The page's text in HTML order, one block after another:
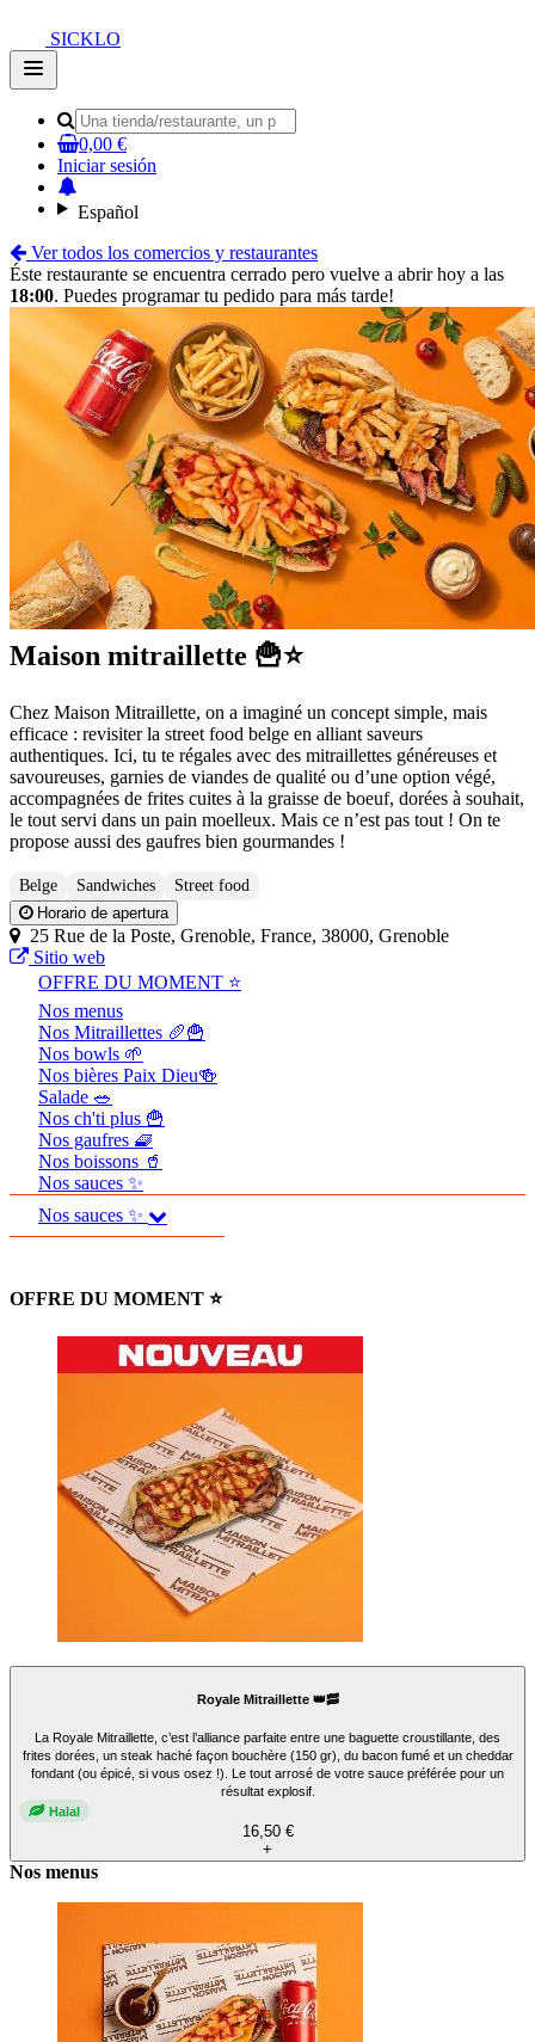
SICKLO
Open
main
0,00 €
Iniciar sesión
Español
Ver todos los comercios y restaurantes
Éste restaurante se encuentra cerrado pero vuelve a abrir hoy a las
18:00. Puedes programar tu pedido para más tarde!
Maison mitraillette 🍟⭐
Chez Maison Mitraillette, on a imaginé un concept simple, mais
efficace : revisiter la street food belge en alliant saveurs
authentiques. Ici, tu te régales avec des mitraillettes généreuses et
savoureuses, garnies de viandes de qualité ou d’une option végé,
accompagnées de frites cuites à la graisse de boeuf, dorées à souhait,
le tout servi dans un pain moelleux. Mais ce n’est pas tout ! On te
propose aussi des gaufres bien gourmandes !
Belge Sandwiches
Street food
Horario de apertura
25 Rue de la Poste, Grenoble, France, 38000, Grenoble
Sitio web
OFFRE DU MOMENT ⭐
Nos menus
Nos Mitraillettes 🥖🍟
Nos bowls 🌱
Nos bières Paix Dieu🍻
Salade 🥗
Nos ch'ti plus 🍟
Nos gaufres 🧇
Nos boissons 🥤
Nos sauces ✨
Nos sauces ✨
OFFRE DU MOMENT ⭐
Royale Mitraillette 👑🥓
La Royale Mitraillette, c’est l’alliance parfaite entre une baguette croustillante, des
frites dorées, un steak haché façon bouchère (150 gr), du bacon fumé et un cheddar
fondant (ou épicé, si vous osez !). Le tout arrosé de votre sauce préférée pour un
résultat explosif.
Halal
16,50 €
+
Nos menus